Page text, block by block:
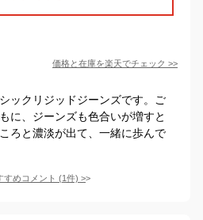
価格と在庫を楽天でチェック >>
ックリジッドジーンズです。ご
に、ジーンズも色合いが増すと
ろと濃淡が出て、一緒に歩んで
すめコメント (1件) >